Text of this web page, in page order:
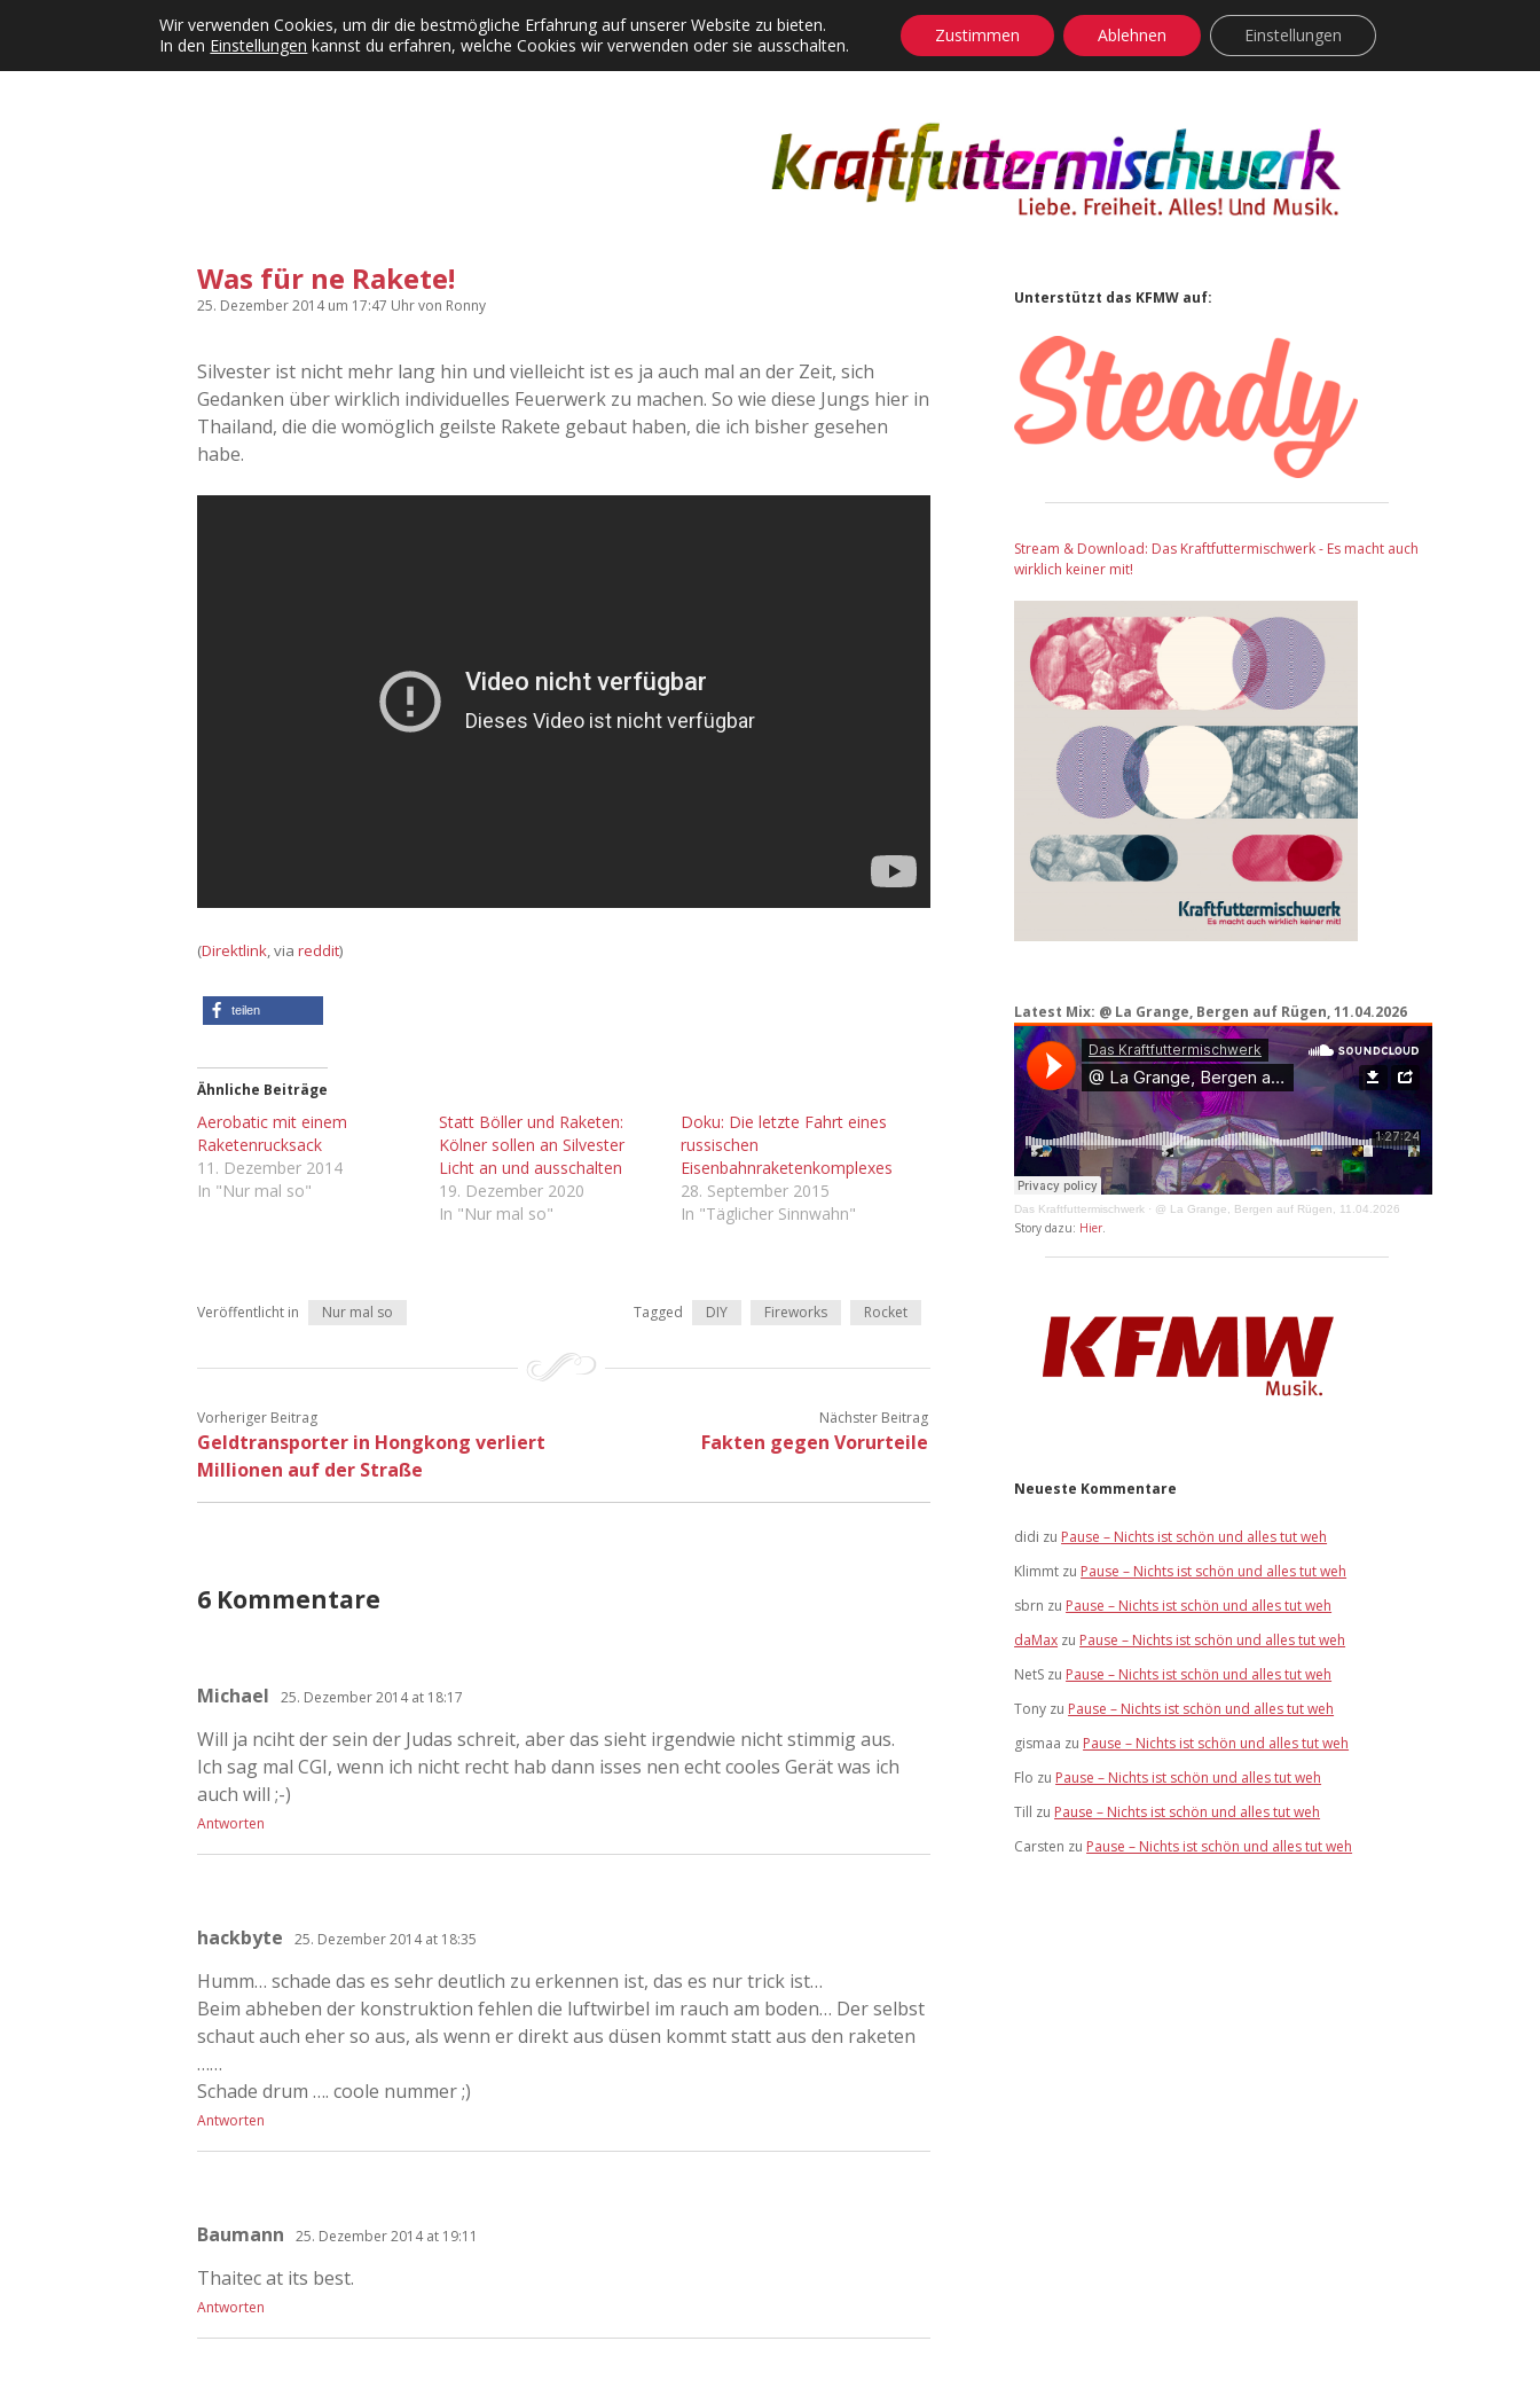
Kategorien Dropdown-Menü öffnen
KFMW-Disco Dates Instagrams Contact Adventskalender Dropdown-Menü öffnen facebook
instagram
rss soundcloud
vimeoBluesky
Was für ne Rakete!
25. Dezember 2014um 17:47 Uhrvon Ronny
Silvester ist nicht mehr lang hin und vielleicht ist es ja auch mal an der Zeit, sich
Gedanken über wirklich individuelles Feuerwerk zu machen. So wie diese Jungs hier in
Thailand, die die womöglich geilste Rakete gebaut haben, die ich bisher gesehen
habe.
(Direktlink , via reddit)
teilen
Ähnliche Beiträge
Aerobatic mit einem
Raketenrucksack
11. Dezember 2014
In "Nur mal so"
Statt Böller und Raketen:
Kölner sollen an Silvester
Licht an und ausschalten
19. Dezember 2020
In "Nur mal so"
Doku: Die letzte Fahrt eines
russischen
Eisenbahnraketenkomplexes
28. September 2015
In "Täglicher Sinnwahn"
Veröffentlicht in Nur mal so Tagged DIY Fireworks Rocket
Vorheriger Beitrag
Geldtransporter in Hongkong verliert
Millionen auf der Straße
Nächster Beitrag
Fakten gegen Vorurteile
6 Kommentare
Michael 25. Dezember 2014 at 18:17
Will ja nciht der sein der Judas schreit, aber das sieht irgendwie nicht stimmig aus.
Ich sag mal CGI, wenn ich nicht recht hab dann isses nen echt cooles Gerät was ich
auch will ;-)
Antworten
hackbyte 25. Dezember 2014 at 18:35
Humm… schade das es sehr deutlich zu erkennen ist, das es nur trick ist…
Beim abheben der konstruktion fehlen die luftwirbel im rauch am boden… Der selbst
schaut auch eher so aus, als wenn er direkt aus düsen kommt statt aus den raketen
……
Schade drum …. coole nummer ;)
Antworten
Baumann 25. Dezember 2014 at 19:11
Thaitec at its best.
Antworten
Sidebar
Unterstützt das KFMW auf:
Stream & Download: Das Kraftfuttermischwerk - Es macht auch
wirklich keiner mit!
Latest Mix: @ La Grange, Bergen auf Rügen, 11.04.2026
Das Kraftfuttermischwerk · @ La Grange, Bergen auf Rügen, 11.04.2026
Story dazu: Hier.
Neueste Kommentare
didi zu Pause – Nichts ist schön und alles tut weh
Klimmt zu Pause – Nichts ist schön und alles tut weh
sbrn zu Pause – Nichts ist schön und alles tut weh
daMax zu Pause – Nichts ist schön und alles tut weh
NetS zu Pause – Nichts ist schön und alles tut weh
Tony zu Pause – Nichts ist schön und alles tut weh
gismaa zu Pause – Nichts ist schön und alles tut weh
Flo zu Pause – Nichts ist schön und alles tut weh
Till zu Pause – Nichts ist schön und alles tut weh
Carsten zu Pause – Nichts ist schön und alles tut weh
Wir verwenden Cookies, um dir die bestmögliche Erfahrung auf unserer Website zu bieten.
In den Einstellungen kannst du erfahren, welche Cookies wir verwenden oder sie ausschalten. Zustimmen Ablehnen Einstellungen